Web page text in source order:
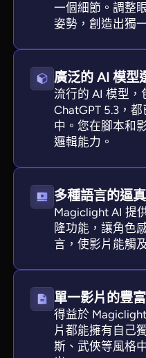
一個細節。調整
姿勢，創造出獨
廣泛的 AI 模型
流行的 AI 模型，
ChatGPT 5.3，
中。您在腳本和
邏輯能力。
多種語言的逼
Magiclight AI 提
隆功能，讓角色
言，使影片能觸
單一影片的豐
得益於
片都能擁有自己
斯、武俠等風格